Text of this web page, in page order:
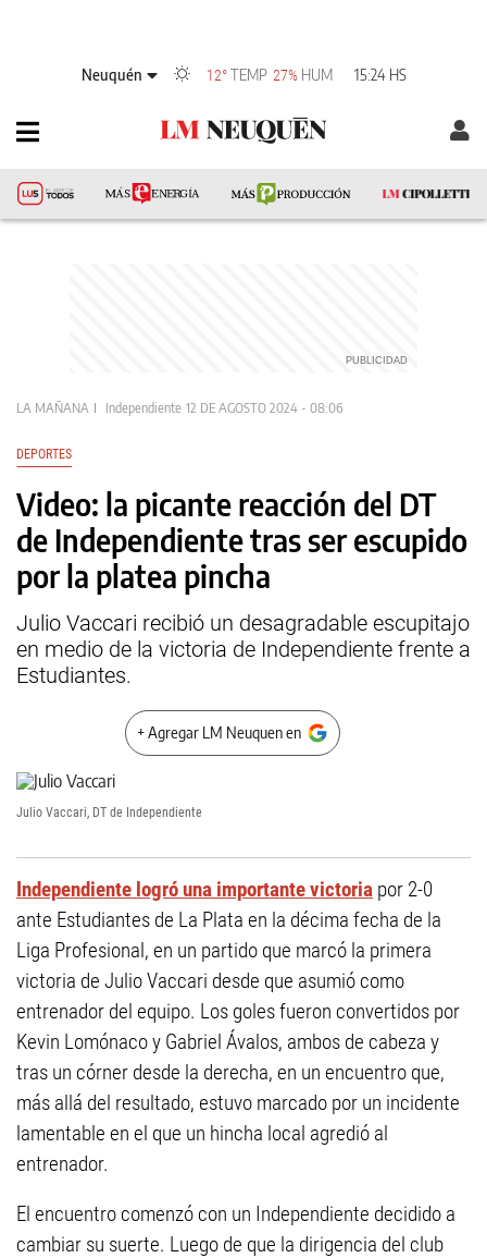
Neuquén 12° TEMP 27% HUM 15:24 HS
LA MAÑANA Independiente 12 DE AGOSTO 2024 - 08:06
DEPORTES
Video: la picante reacción del DT
de Independiente tras ser escupido
por la platea pincha
Julio Vaccari recibió un desagradable escupitajo
en medio de la victoria de Independiente frente a
Estudiantes.
+ Agregar LM Neuquen en
Julio Vaccari, DT de Independiente
Independiente logró una importante victoria por 2-0
ante Estudiantes de La Plata en la décima fecha de la
Liga Profesional, en un partido que marcó la primera
victoria de Julio Vaccari desde que asumió como
entrenador del equipo. Los goles fueron convertidos por
Kevin Lomónaco y Gabriel Ávalos, ambos de cabeza y
tras un córner desde la derecha, en un encuentro que,
más allá del resultado, estuvo marcado por un incidente
lamentable en el que un hincha local agredió al
entrenador.
El encuentro comenzó con un Independiente decidido a
cambiar su suerte. Luego de que la dirigencia del club